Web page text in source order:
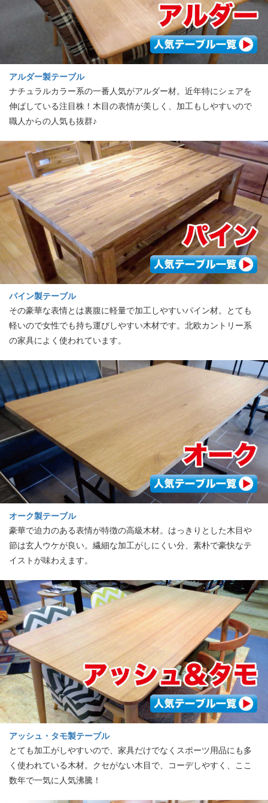
アルダー製テーブル
ナチュラルカラー系の一番人気がアルダー材。近年特にシェアを
伸ばしている注目株！木目の表情が美しく、加工もしやすいので
職人からの人気も抜群♪
パイン製テーブル
その豪華な表情とは裏腹に軽量で加工しやすいパイン材。とても
軽いので女性でも持ち運びしやすい木材です。北欧カントリー系
の家具によく使われています。
オーク製テーブル
豪華で迫力のある表情が特徴の高級木材。はっきりとした木目や
節は玄人ウケが良い。繊細な加工がしにくい分、素朴で豪快なテ
イストが味わえます。
アッシュ・タモ製テーブル
とても加工がしやすいので、家具だけでなくスポーツ用品にも多
く使われている木材。クセがない木目で、コーデしやすく、ここ
数年で一気に人気沸騰！